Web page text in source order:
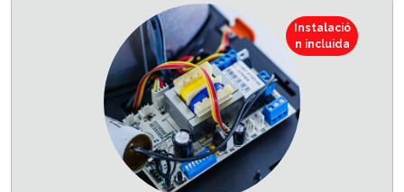
Instalació
n incluida